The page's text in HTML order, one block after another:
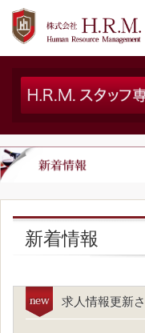
新着情報
求人情報更新